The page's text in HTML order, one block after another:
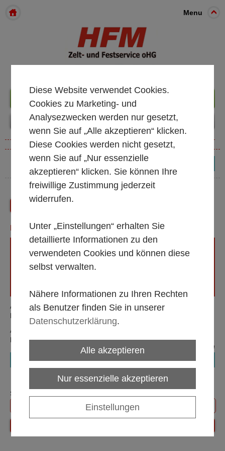
Menu
+49 261 98899933
FISCHGABEL (PE 10)***
Artikelnummer:030040
Mindestbestellmenge:
Alle Mietpreise gültig 1 bis 5 Tage, zzgl. MwSt. Endreinigung im
Mietpreis enthalten! Speisereste sind zu entfernen.
zzgl. Versandkosten
€ 0,35
Stk:
Diese Website verwendet Cookies.
Cookies zu Marketing- und
Analysezwecken werden nur gesetzt,
wenn Sie auf „Alle akzeptieren“ klicken.
Diese Cookies werden nicht gesetzt,
wenn Sie auf „Nur essenzielle
akzeptieren“ klicken. Sie können Ihre
freiwillige Zustimmung jederzeit
widerrufen.
Unter „Einstellungen“ erhalten Sie
detaillierte Informationen zu den
verwendeten Cookies und können diese
selbst verwalten.
Nähere Informationen zu Ihren Rechten
als Benutzer finden Sie in unserer
Datenschutzerklärung.
Alle akzeptieren
Nur essenzielle akzeptieren
Einstellungen